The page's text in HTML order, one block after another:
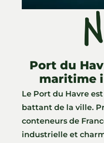
Port du
maritime
Le Port du Havre
battant de la ville.
conteneurs de
industrielle et